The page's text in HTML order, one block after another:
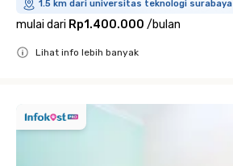
1.5 km dari universitas teknologi surabaya
mulai dari Rp1.400.000 /bulan
Lihat info lebih banyak